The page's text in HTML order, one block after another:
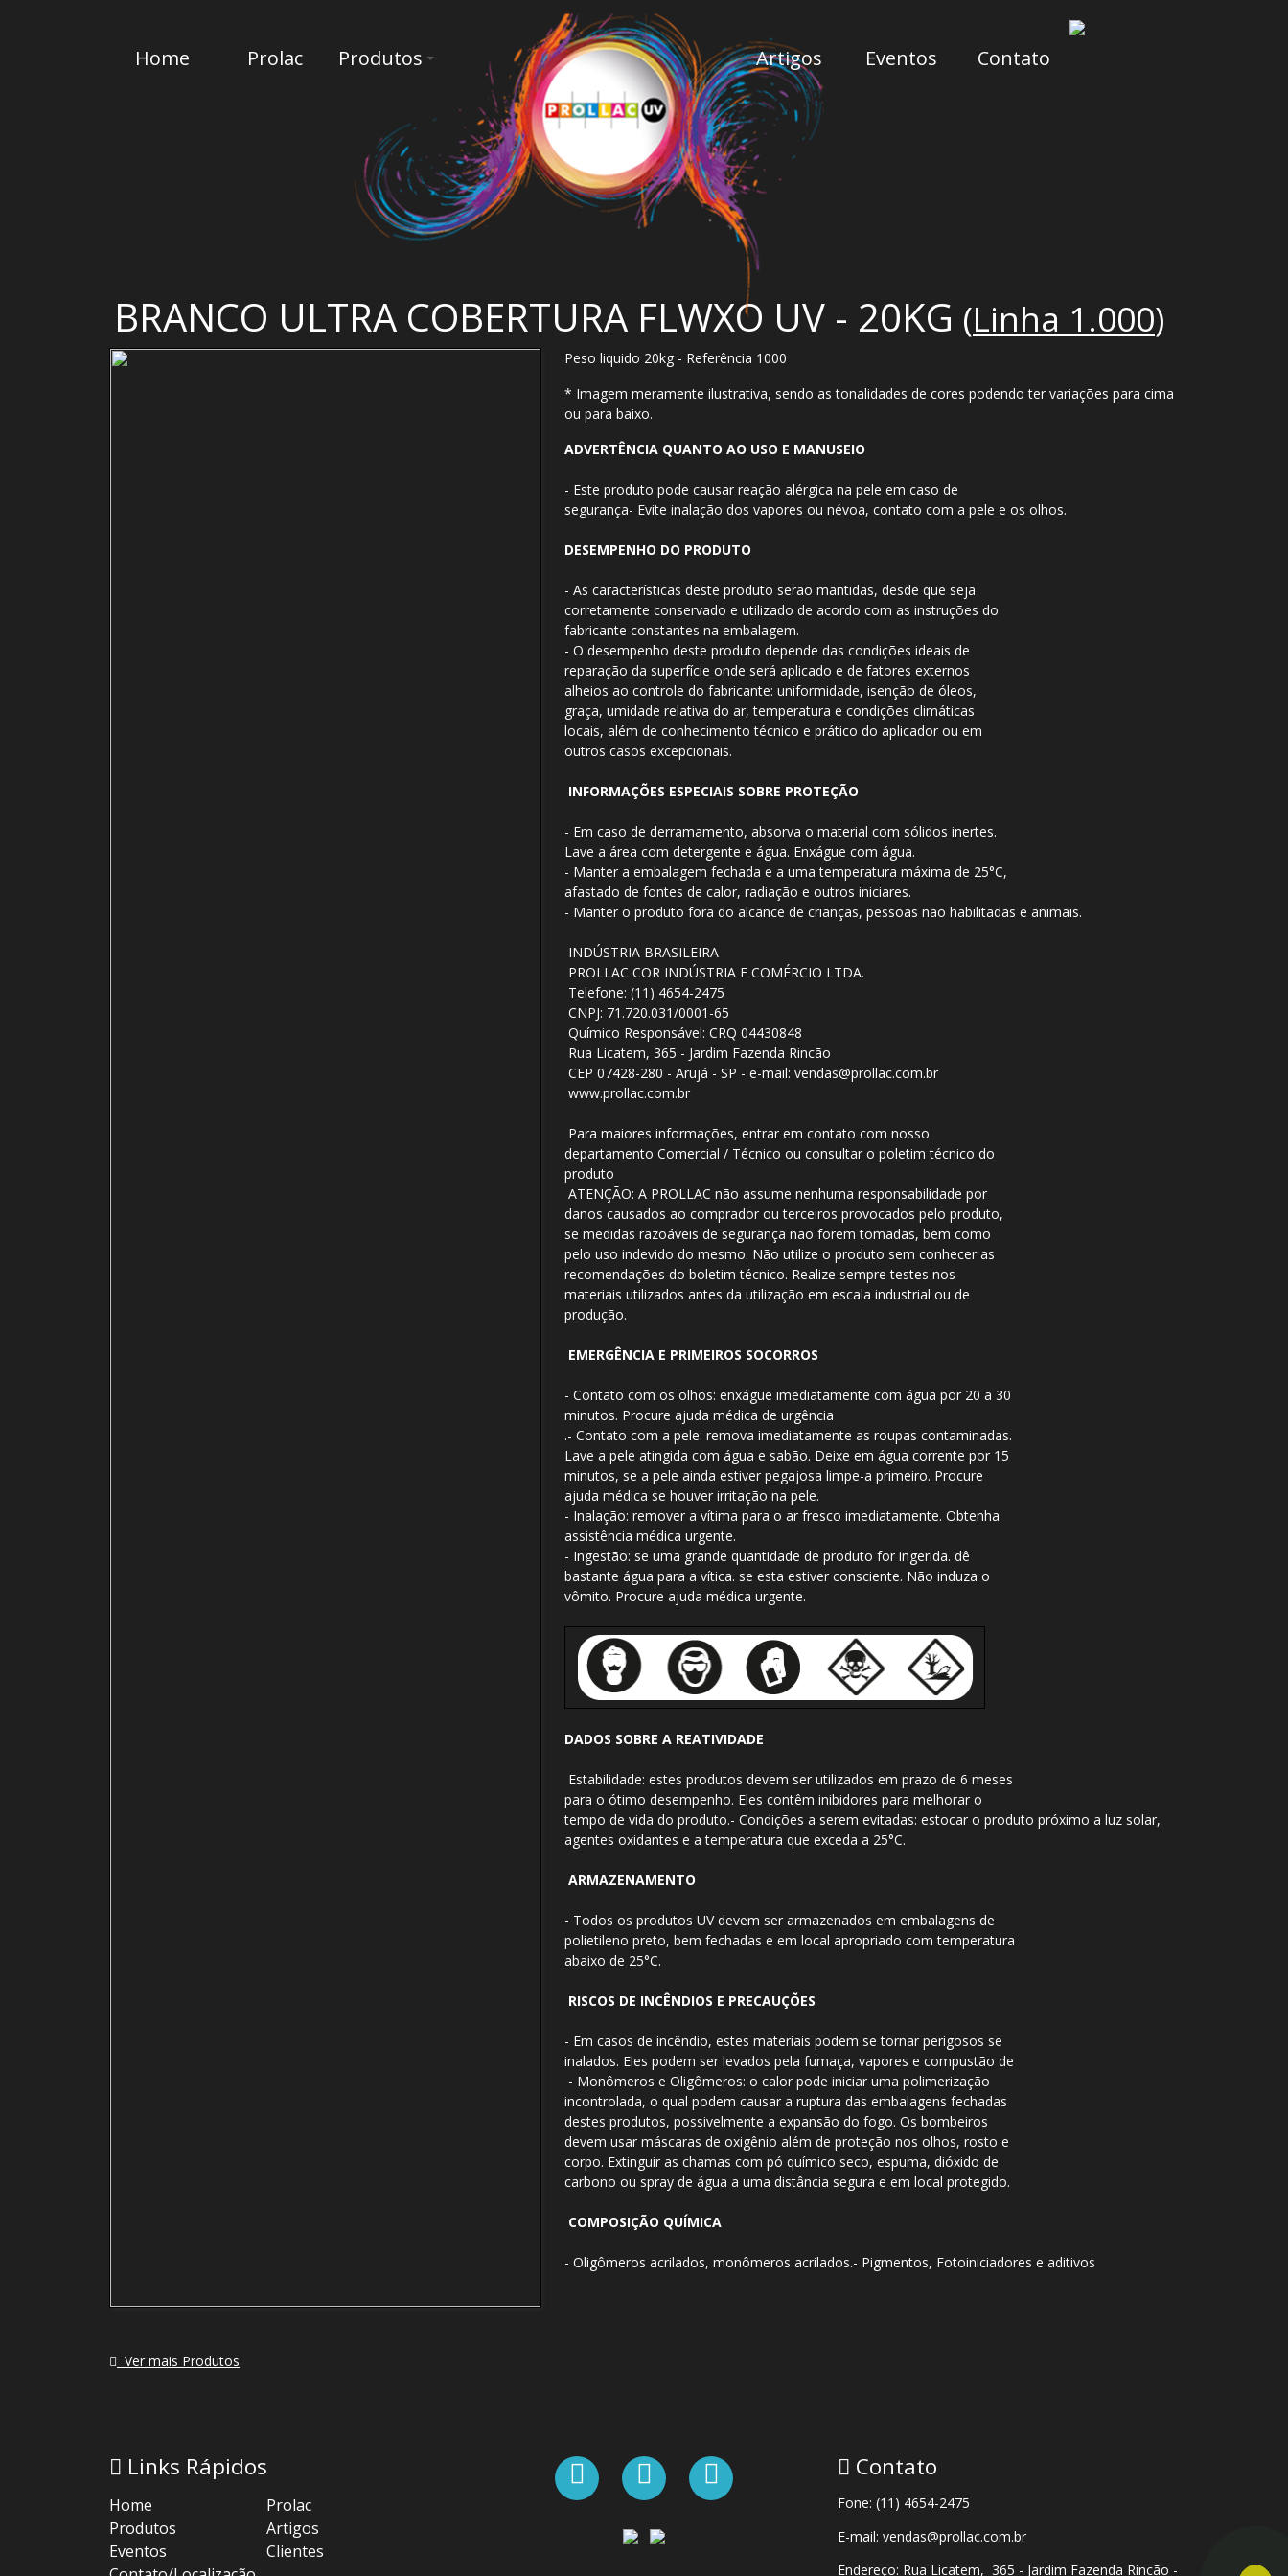
Home Prolac Produtos Artigos Eventos Contato
BRANCO ULTRA COBERTURA FLWXO UV - 20KG (Linha 1.000)
Ver mais Produtos
Peso liquido 20kg - Referência 1000
* Imagem meramente ilustrativa, sendo as tonalidades de cores podendo ter variações para cima
ou para baixo.
ADVERTÊNCIA QUANTO AO USO E MANUSEIO
- Este produto pode causar reação alérgica na pele em caso de
segurança- Evite inalação dos vapores ou névoa, contato com a pele e os olhos.
DESEMPENHO DO PRODUTO
- As características deste produto serão mantidas, desde que seja
corretamente conservado e utilizado de acordo com as instruções do
fabricante constantes na embalagem.
- O desempenho deste produto depende das condições ideais de
reparação da superfície onde será aplicado e de fatores externos
alheios ao controle do fabricante: uniformidade, isenção de óleos,
graça, umidade relativa do ar, temperatura e condições climáticas
locais, além de conhecimento técnico e prático do aplicador ou em
outros casos excepcionais.
INFORMAÇÕES ESPECIAIS SOBRE PROTEÇÃO
- Em caso de derramamento, absorva o material com sólidos inertes.
Lave a área com detergente e água. Enxágue com água.
- Manter a embalagem fechada e a uma temperatura máxima de 25°C,
afastado de fontes de calor, radiação e outros iniciares.
- Manter o produto fora do alcance de crianças, pessoas não habilitadas e animais.
INDÚSTRIA BRASILEIRA
PROLLAC COR INDÚSTRIA E COMÉRCIO LTDA.
Telefone: (11) 4654-2475
CNPJ: 71.720.031/0001-65
Químico Responsável: CRQ 04430848
Rua Licatem, 365 - Jardim Fazenda Rincão
CEP 07428-280 - Arujá - SP - e-mail: vendas@prollac.com.br
www.prollac.com.br
Para maiores informações, entrar em contato com nosso
departamento Comercial / Técnico ou consultar o poletim técnico do
produto
ATENÇÃO: A PROLLAC não assume nenhuma responsabilidade por
danos causados ao comprador ou terceiros provocados pelo produto,
se medidas razoáveis de segurança não forem tomadas, bem como
pelo uso indevido do mesmo. Não utilize o produto sem conhecer as
recomendações do boletim técnico. Realize sempre testes nos
materiais utilizados antes da utilização em escala industrial ou de
produção.
EMERGÊNCIA E PRIMEIROS SOCORROS
- Contato com os olhos: enxágue imediatamente com água por 20 a 30
minutos. Procure ajuda médica de urgência
.- Contato com a pele: remova imediatamente as roupas contaminadas.
Lave a pele atingida com água e sabão. Deixe em água corrente por 15
minutos, se a pele ainda estiver pegajosa limpe-a primeiro. Procure
ajuda médica se houver irritação na pele.
- Inalação: remover a vítima para o ar fresco imediatamente. Obtenha
assistência médica urgente.
- Ingestão: se uma grande quantidade de produto for ingerida. dê
bastante água para a vítica. se esta estiver consciente. Não induza o
vômito. Procure ajuda médica urgente.
DADOS SOBRE A REATIVIDADE
Estabilidade: estes produtos devem ser utilizados em prazo de 6 meses
para o ótimo desempenho. Eles contêm inibidores para melhorar o
tempo de vida do produto.- Condições a serem evitadas: estocar o produto próximo a luz solar,
agentes oxidantes e a temperatura que exceda a 25°C.
ARMAZENAMENTO
- Todos os produtos UV devem ser armazenados em embalagens de
polietileno preto, bem fechadas e em local apropriado com temperatura
abaixo de 25°C.
RISCOS DE INCÊNDIOS E PRECAUÇÕES
- Em casos de incêndio, estes materiais podem se tornar perigosos se
inalados. Eles podem ser levados pela fumaça, vapores e compustão de
- Monômeros e Oligômeros: o calor pode iniciar uma polimerização
incontrolada, o qual podem causar a ruptura das embalagens fechadas
destes produtos, possivelmente a expansão do fogo. Os bombeiros
devem usar máscaras de oxigênio além de proteção nos olhos, rosto e
corpo. Extinguir as chamas com pó químico seco, espuma, dióxido de
carbono ou spray de água a uma distância segura e em local protegido.
COMPOSIÇÃO QUÍMICA
- Oligômeros acrilados, monômeros acrilados.- Pigmentos, Fotoiniciadores e aditivos
Links Rápidos
Home
Prolac
Produtos
Artigos
Eventos
Clientes
Contato
Fone: (11) 4654-2475
E-mail: vendas@prollac.com.br
Endereço: Rua Licatem, 365 - Jardim Fazenda Rincão -